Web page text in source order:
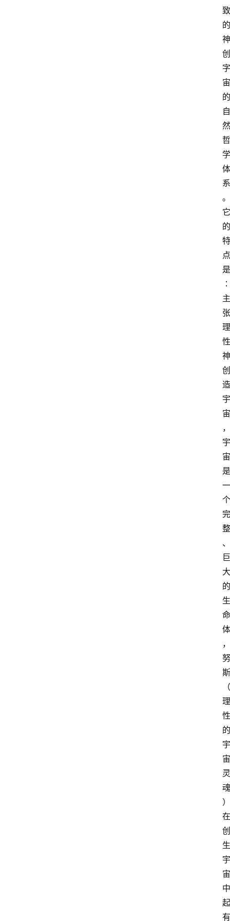
致
的
神
创
字
宙
的
自
然
哲
学
体
系
。
它
的
特
点
是
∶
主
张
理
性
神
创
造
宇
宙
，
宇
宙
是
一
个
完
整
、
巨
大
的
生
命
体
，
努
斯
（
理
性
的
宇
宙
灵
魂
）
在
创
生
宇
宙
中
起
有